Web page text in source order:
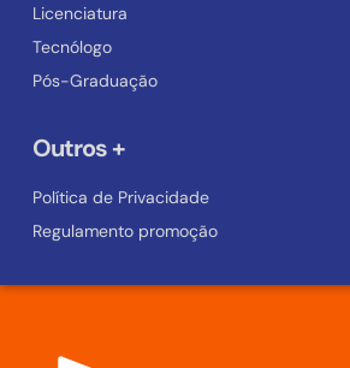
Licenciatura
Tecnólogo
Pós-Graduação
Outros +
Política de Privacidade
Regulamento promoção